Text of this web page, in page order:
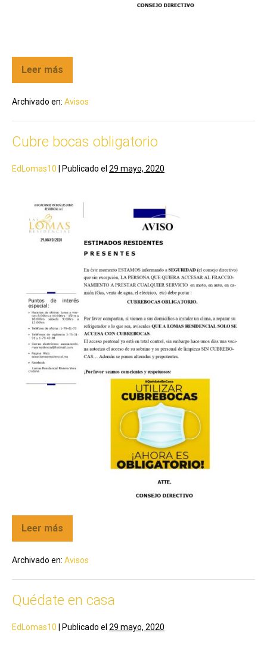
Leer más
Archivado en: Avisos
Cubre bocas obligatorio
EdLomas10 Publicado el 29 mayo, 2020
Leer más
Archivado en: Avisos
Quédate en casa
EdLomas10 Publicado el 29 mayo, 2020